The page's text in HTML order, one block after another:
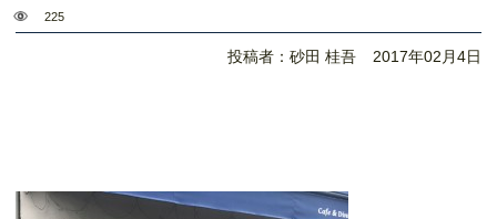
225
投稿者：砂田 桂吾 2017年02月4日